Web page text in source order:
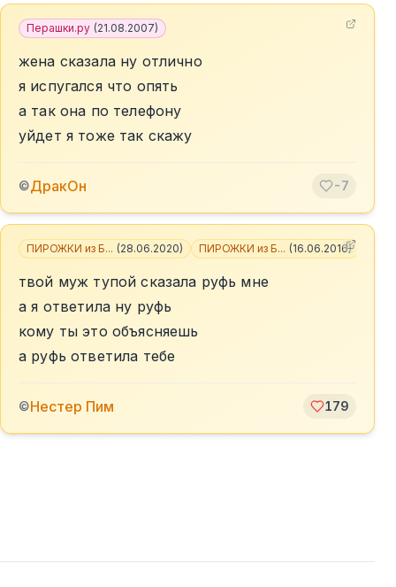
Перашки.ру (21.08.2007)
жена сказала ну отлично
я испугался что опять
а так она по телефону
уйдет я тоже так скажу
©ДракОн -7
ПИРОЖКИ из Б... (28.06.2020) ПИРОЖКИ из Б... (16.06.2016)
твой муж тупой сказала руфь мне
а я ответила ну руфь
кому ты это объясняешь
а руфь ответила тебе
©️Нестер Пим 179